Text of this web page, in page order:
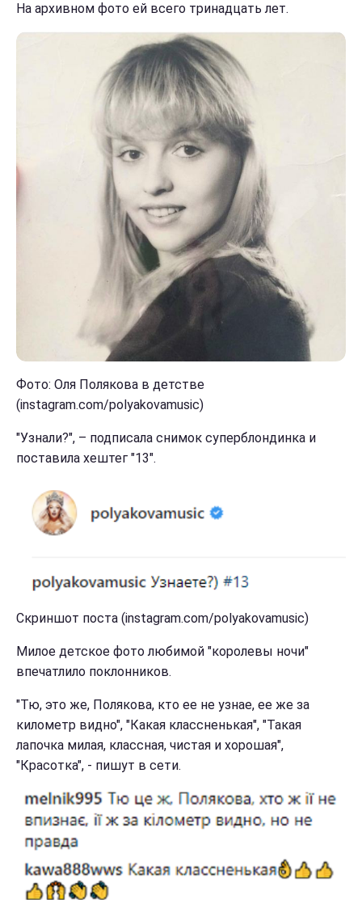
На архивном фото ей всего тринадцать лет.
Фото: Оля Полякова в детстве
(instagram.com/polyakovamusic)
"Узнали?", – подписала снимок суперблондинка и
поставила хештег "13".
Скриншот поста (instagram.com/polyakovamusic)
Милое детское фото любимой "королевы ночи"
впечатлило поклонников.
"Тю, это же, Полякова, кто ее не узнае, ее же за
километр видно", "Какая классненькая", "Такая
лапочка милая, классная, чистая и хорошая",
"Красотка", - пишут в сети.